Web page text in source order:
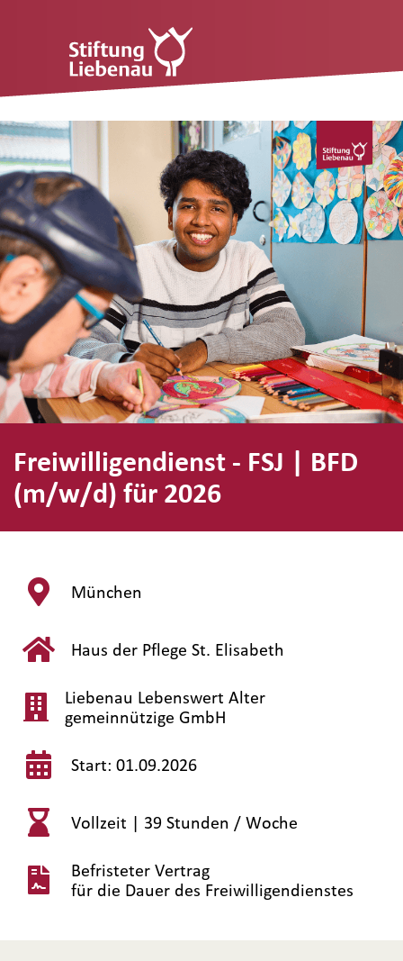
Freiwilligendienst - FSJ | BFD
(m/w/d) für 2026
München
Haus der Pflege St. Elisabeth
Liebenau Lebenswert Alter
gemeinnützige GmbH
Start: 01.09.2026
Vollzeit | 39 Stunden / Woche
Befristeter Vertrag
für die Dauer des Freiwilligendienstes